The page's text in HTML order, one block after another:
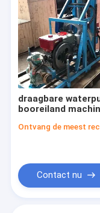
De Installatie
De Installatie
de installatie van
de hydraulische
shotcrete
draagbare
booreiland
waterput boren
Ontvang de meest
Contact nu